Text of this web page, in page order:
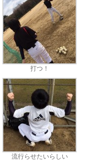
打つ！
流行らせたいらしい